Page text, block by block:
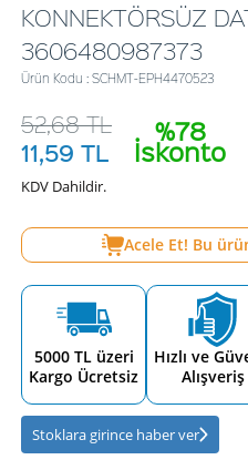
KONNEKTÖRSÜZ
3606480987373
Ürün Kodu : SCHMT-EPH4470523
%78
İskonto
52,68TL
11,59 TL
KDV Dahildir.
Acele Et! Bu
5000 TL üzeri
Kargo Ücretsiz
Hızlı ve
Alışveriş
Stoklara girince haber ver